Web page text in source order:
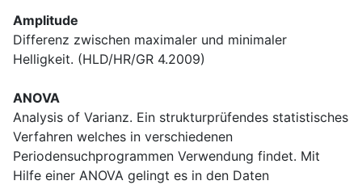
Amplitude
Differenz zwischen maximaler und minimaler
Helligkeit. (HLD/HR/GR 4.2009)
ANOVA
Analysis of Varianz. Ein strukturprüfendes statistisches
Verfahren welches in verschiedenen
Periodensuchprogrammen Verwendung findet. Mit
Hilfe einer ANOVA gelingt es in den Daten